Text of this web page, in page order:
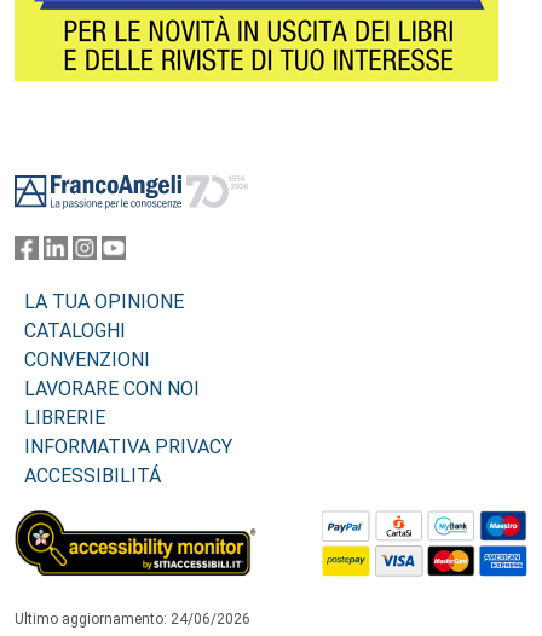
LA TUA OPINIONE
CATALOGHI
CONVENZIONI
LAVORARE CON NOI
LIBRERIE
INFORMATIVA PRIVACY
ACCESSIBILITÁ
Ultimo aggiornamento: 24/06/2026